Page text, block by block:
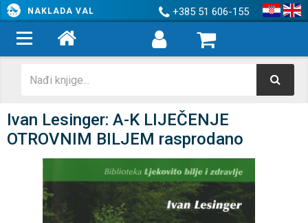
NAKLADA VAL +385 51 606-155
Ivan Lesinger: A-K LIJEČENJE
OTROVNIM BILJEM rasprodano